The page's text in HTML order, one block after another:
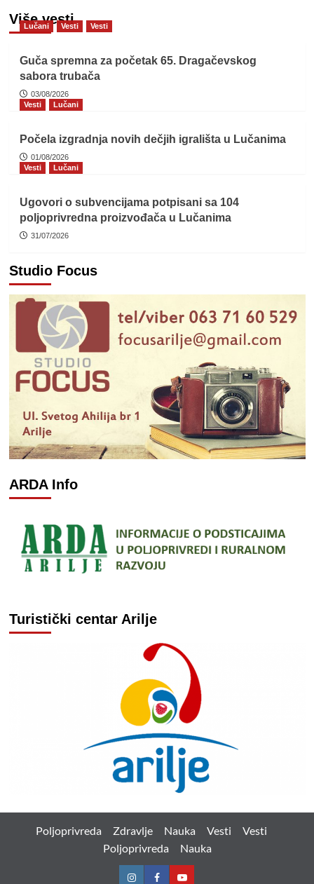
Više vesti
Lučani Vesti Vesti
Guča spremna za početak 65. Dragačevskog
sabora trubača
03/08/2026
Vesti
Lučani
Počela izgradnja novih dečjih igrališta u Lučanima
01/08/2026
Vesti
Lučani
Ugovori o subvencijama potpisani sa 104
poljoprivredna proizvođača u Lučanima
31/07/2026
Studio Focus
ARDA Info
Turistički centar Arilje
Poljoprivreda Zdravlje Nauka Vesti
Vesti
Poljoprivreda
Nauka